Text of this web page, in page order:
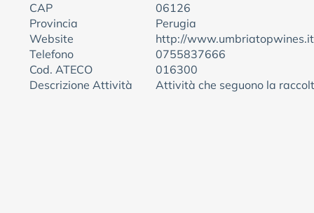
CAP
06126
Provincia
Perugia
Website
http://www.umbriatopwines.it
Telefono
0755837666
Cod. ATECO
016300
Descrizione Attività
Attività che seguono la